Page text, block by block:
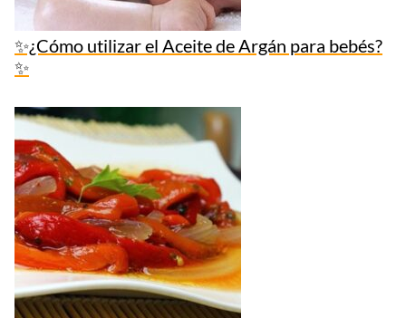
✨¿Cómo utilizar el Aceite de Argán para bebés?
✨